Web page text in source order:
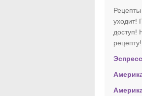
уходит!
доступ!
рецепту!